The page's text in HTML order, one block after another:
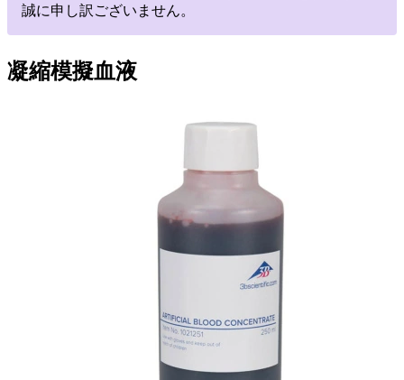
誠に申し訳ございません。
凝縮模擬血液